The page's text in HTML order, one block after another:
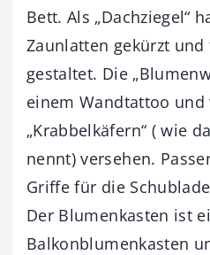
Bett. Als „Dachziegel“
Zaunlatten gekürzt
gestaltet. Die
einem Wandtattoo
„Krabbelkäfern“ ( wie
nennt) versehen.
Griffe für die
Der Blumenkasten ist
Balkonblumenkasten